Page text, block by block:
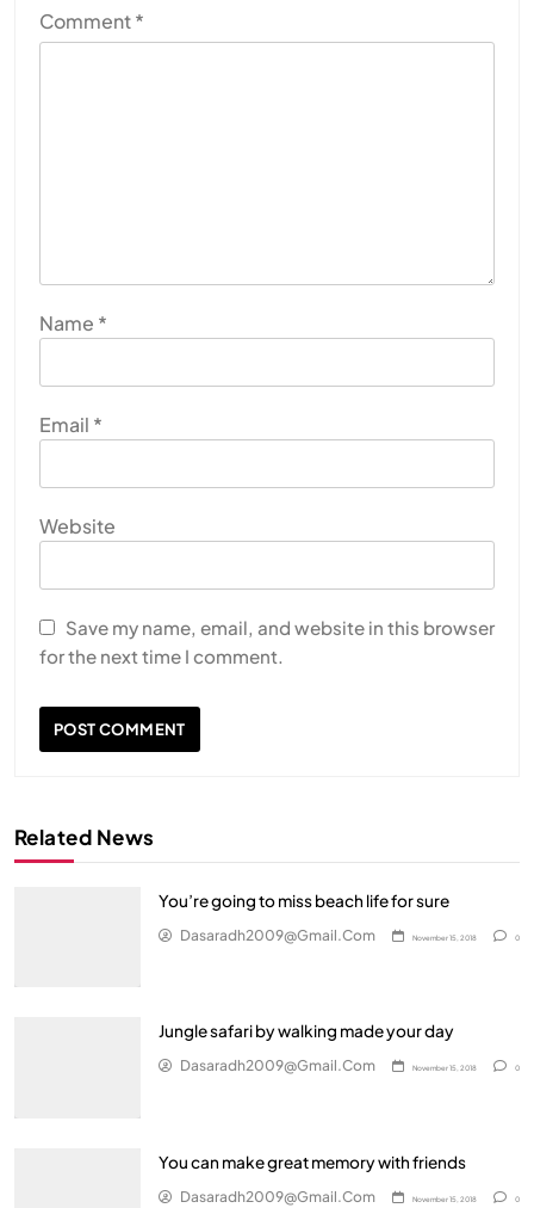
Comment*
Name *
Email *
Website
Save my name, email, and website in this browser
for the next time I comment.
Related News
You’re going to miss beach life for sure
Dasaradh2009@gmail.com November 15, 2018 0
Jungle safari by walking made your day
Dasaradh2009@gmail.com November 15, 2018 0
You can make great memory with friends
Dasaradh2009@gmail.com November 15, 2018 0